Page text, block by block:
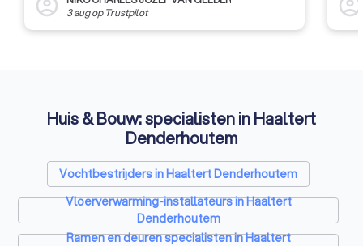
account_circle
3 augop Trustpilot account_circle
Huis & Bouw: specialisten in Haaltert
Denderhoutem
Vochtbestrijders in Haaltert Denderhoutem
Vloerverwarming-installateurs in Haaltert
Denderhoutem
Ramen en deuren specialisten in Haaltert